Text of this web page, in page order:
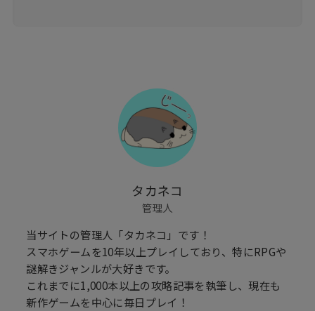
タカネコ
管理人
当サイトの管理人「タカネコ」です！
スマホゲームを10年以上プレイしており、特にRPGや
謎解きジャンルが大好きです。
これまでに1,000本以上の攻略記事を執筆し、現在も
新作ゲームを中心に毎日プレイ！